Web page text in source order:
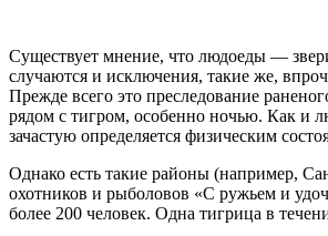
Существует мнение, что людоеды —
случаются и исключения, такие же,
Прежде всего это преследование
рядом с тигром, особенно ночью. Как и
зачастую определяется физическим
Однако есть такие районы (например,
охотников и рыболовов «С ружьем и
более 200 человек. Одна тигрица в